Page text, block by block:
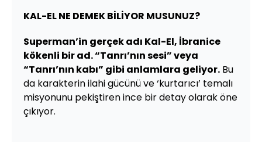
KAL-EL NE DEMEK BİLİYOR MUSUNUZ?
Superman’in gerçek adı Kal-El, İbranice
kökenli bir ad. “Tanrı’nın sesi” veya
“Tanrı’nın kabı” gibi anlamlara geliyor. Bu
da karakterin ilahi gücünü ve ‘kurtarıcı’ temalı
misyonunu pekiştiren ince bir detay olarak öne
çıkıyor.